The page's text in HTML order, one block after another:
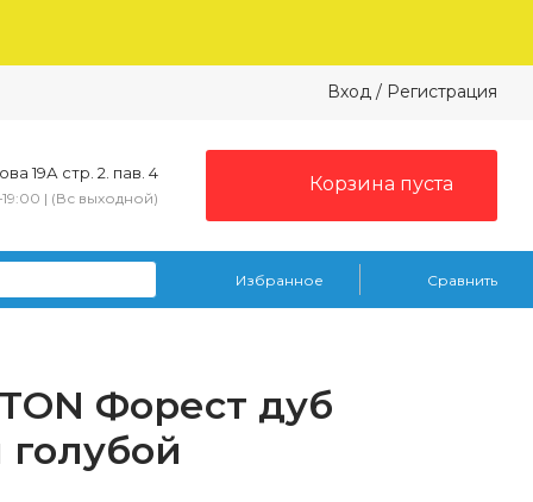
Вход / Регистрация
19А стр. 2. пав. 4
| (Вс выходной)
Корзина пуста
Избранное Сравнить
Форест дуб